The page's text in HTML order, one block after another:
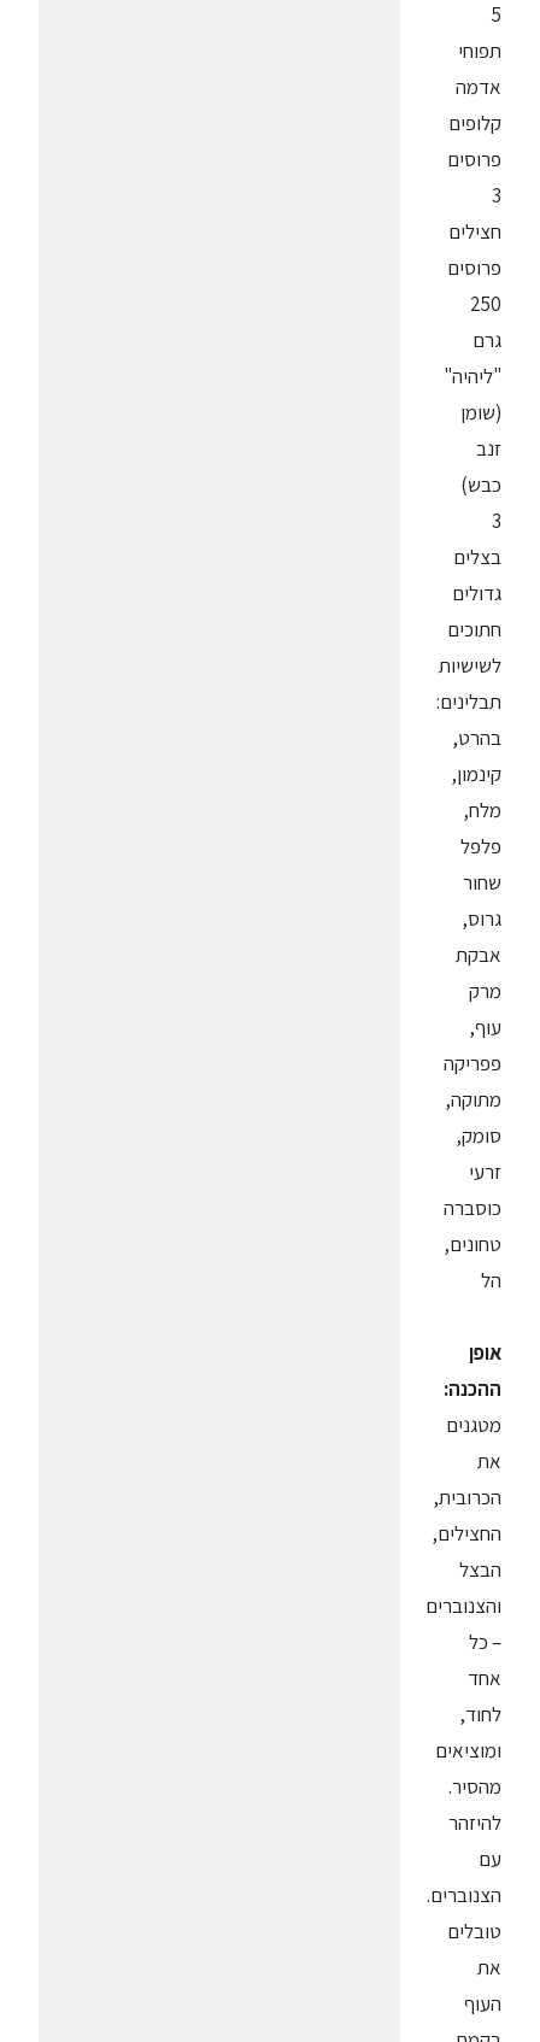
5
תפוחי
אדמה
קלופים
פרוסים
3
חצילים
פרוסים
250
גרם
"ליהיה"
(שומן
זנב
כבש)
3
בצלים
גדולים
חתוכים
לשישיות
תבלינים:
בהרט,
קינמון,
מלח,
פלפל
שחור
גרוס,
אבקת
מרק
עוף,
פפריקה
מתוקה,
סומק,
זרעי
כוסברה
טחונים,
הל
אופן
ההכנה:
מטגנים
את
הכרובית,
החצילים,
הבצל
והצנוברים
– כל
אחד
לחוד,
ומוציאים
מהסיר.
להיזהר
עם
הצנוברים.
טובלים
את
העוף